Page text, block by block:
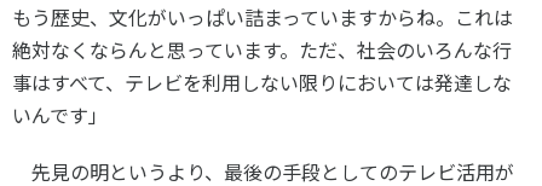
もう歴史、文化がいっぱい詰まっていますからね。これは
絶対なくならんと思っています。ただ、社会のいろんな行
事はすべて、テレビを利用しない限りにおいては発達しな
いんです」
先見の明というより、最後の手段としてのテレビ活用が